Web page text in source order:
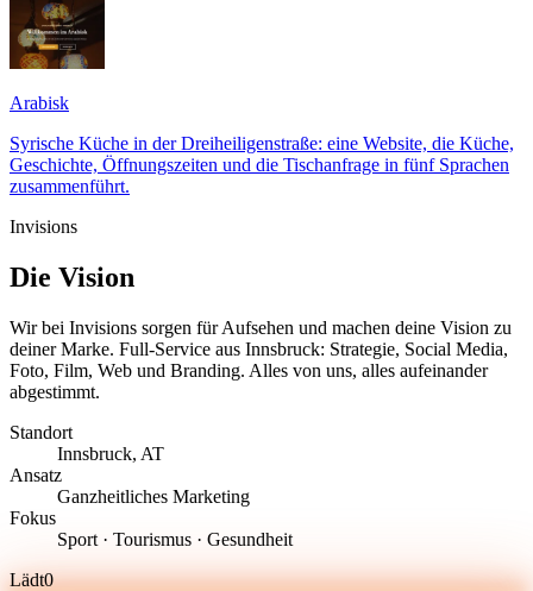
Arabisk
Syrische Küche in der Dreiheiligenstraße: eine Website, die Küche,
Geschichte, Öffnungszeiten und die Tischanfrage in fünf Sprachen
zusammenführt.
Invisions
Die Vision
Wir bei Invisions sorgen für Aufsehen und machen deine Vision zu
deiner Marke. Full-Service aus Innsbruck: Strategie, Social Media,
Foto, Film, Web und Branding. Alles von uns, alles aufeinander
abgestimmt.
Standort
Innsbruck, AT
Ansatz
Ganzheitliches Marketing
Fokus
Sport · Tourismus · Gesundheit
Lädt0